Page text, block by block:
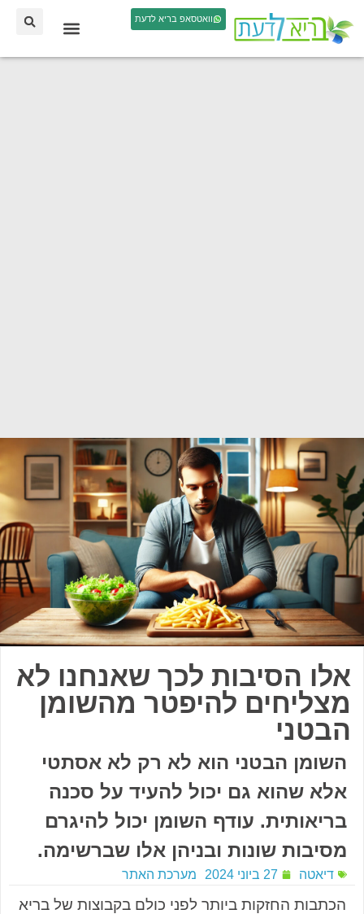
וואטסאפ בריא לדעת
אלו הסיבות לכך שאנחנו לא
מצליחים להיפטר מהשומן
הבטני
השומן הבטני הוא לא רק לא אסתטי
אלא שהוא גם יכול להעיד על סכנה
בריאותית. עודף השומן יכול להיגרם
מסיבות שונות ובניהן אלו שברשימה.
דיאטה 27 ביוני 2024 מערכת האתר
הכתבות החזקות ביותר לפני כולם בקבוצות של בריא